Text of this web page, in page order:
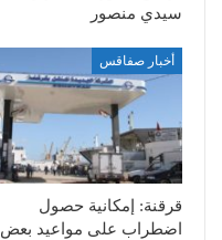
سيدي منصور
أخبار صفاقس
قرقنة: إمكانية حصول
اضطراب على مواعيد بعض